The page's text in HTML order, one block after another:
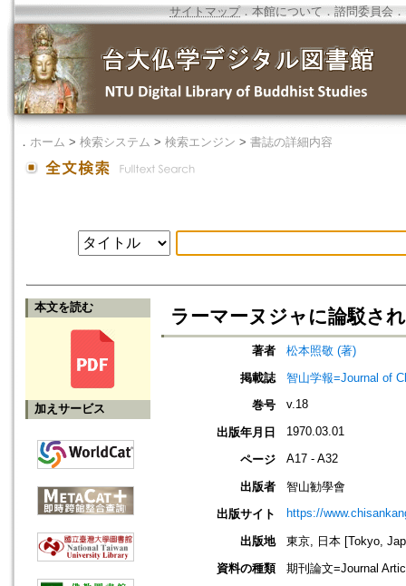
サイトマップ．本館について ． 諮問委員会 ．
． ホーム > 検索システム > 検索エンジン > 書誌の詳細内容
本文を読む
加えサービス
ラーマーヌジャに論駁さ
著者
松本照敬 (著)
掲載誌
智山学報=Journal of
巻号
v.18
出版年月日 1970.03.01
ページ A17 - A32
出版者
智山勧學會
出版サイト
https://
出版地
東京, 日本 [Tokyo,
資料の種類
期刊論文=Journal